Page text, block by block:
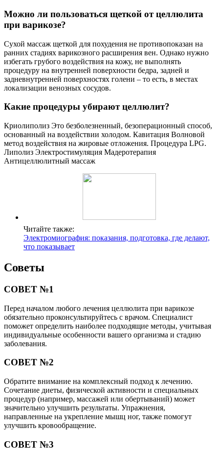
Можно ли пользоваться щеткой от целлюлита
при варикозе?
Сухой массаж щеткой для похудения не противопоказан на
ранних стадиях варикозного расширения вен. Однако нужно
избегать грубого воздействия на кожу, не выполнять
процедуру на внутренней поверхности бедра, задней и
задневнутренней поверхностях голени – то есть, в местах
локализации венозных сосудов.
Какие процедуры убирают целлюлит?
Криолиполиз Это безболезненный, безоперационный способ,
основанный на воздействии холодом. Кавитация Волновой
метод воздействия на жировые отложения. Процедура LPG.
Липолиз Электростимуляция Мадеротерапия
Антицеллюлитный массаж
Читайте также:
Электромиография: показания, подготовка, где делают,
что показывает
Советы
СОВЕТ №1
Перед началом любого лечения целлюлита при варикозе
обязательно проконсультируйтесь с врачом. Специалист
поможет определить наиболее подходящие методы, учитывая
индивидуальные особенности вашего организма и стадию
заболевания.
СОВЕТ №2
Обратите внимание на комплексный подход к лечению.
Сочетание диеты, физической активности и специальных
процедур (например, массажей или обертываний) может
значительно улучшить результаты. Упражнения,
направленные на укрепление мышц ног, также помогут
улучшить кровообращение.
СОВЕТ №3